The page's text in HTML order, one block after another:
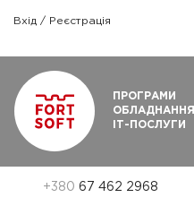
Вхід / Реєстрація
ПРОГРАМИ
ОБЛАДНАННЯ
ІТ-ПОСЛУГИ
+380 67 462 2968